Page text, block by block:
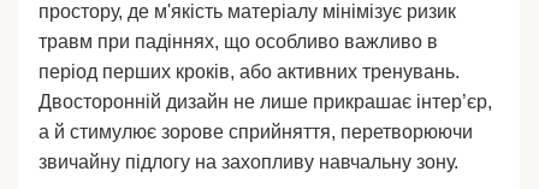
простору, де м'якість матеріалу мінімізує ризик
травм при падіннях, що особливо важливо в
період перших кроків, або активних тренувань.
Двосторонній дизайн не лише прикрашає інтер’єр,
а й стимулює зорове сприйняття, перетворюючи
звичайну підлогу на захопливу навчальну зону.